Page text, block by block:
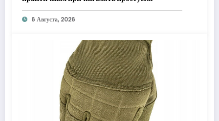
«звонилку»
6 Августа, 2026